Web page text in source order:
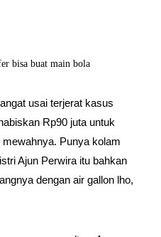
bisa buat main bola
usai terjerat kasus
Rp90 juta untuk
Punya kolam
Ajun Perwira itu bahkan
dengan air gallon lho,